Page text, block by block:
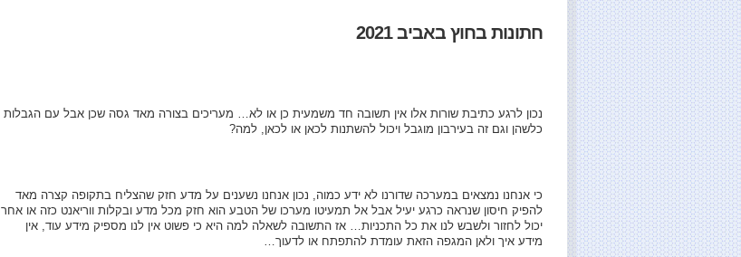
חתונות בחוץ באביב 2021
נכון לרגע כתיבת שורות אלו אין תשובה חד משמעית כן או לא… מעריכים בצורה מאד גסה שכן אבל עם הגבלות
כלשהן וגם זה בעירבון מוגבל ויכול להשתנות לכאן או לכאן, למה?
כי אנחנו נמצאים במערכה שדורנו לא ידע כמוה, נכון אנחנו נשענים על מדע חזק שהצליח בתקופה קצרה מאד
להפיק חיסון שנראה כרגע יעיל אבל אל תמעיטו מערכו של הטבע הוא חזק מכל מדע ובקלות ווריאנט כזה או אחר
יכול לחזור ולשבש לנו את כל התכניות… אז התשובה לשאלה למה היא כי פשוט אין לנו מספיק מידע עוד, אין
מידע איך ולאן המגפה הזאת עומדת להתפתח או לדעוך…